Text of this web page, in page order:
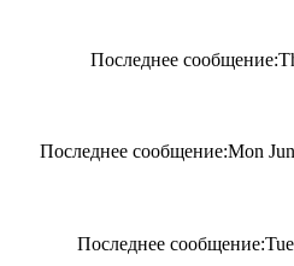
Последнее
Последнее сообщение:Mon
Последнее